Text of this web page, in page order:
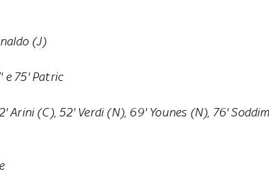
(J)
e 75' Patric
Arini (C), 52' Verdi (N), 69' Younes (N), 76'